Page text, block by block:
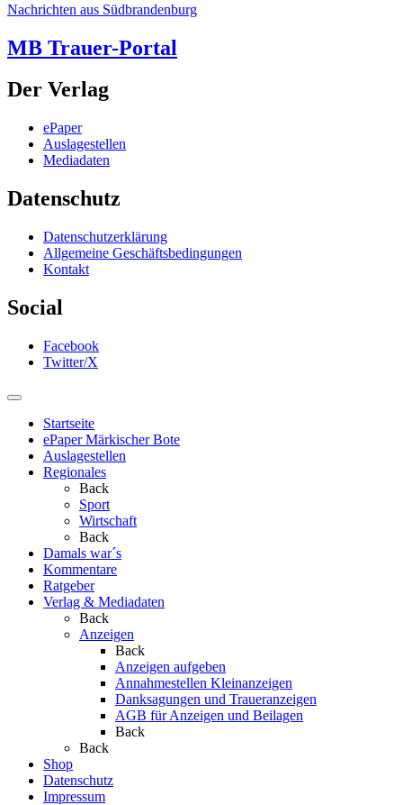
Nachrichten aus Südbrandenburg
MB Trauer-Portal
Der Verlag
ePaper
Auslagestellen
Mediadaten
Datenschutz
Datenschutzerklärung
Allgemeine Geschäftsbedingungen
Kontakt
Social
Facebook
Twitter/X
Startseite
ePaper Märkischer Bote
Auslagestellen
Regionales
Back
Sport
Wirtschaft
Back
Damals war´s
Kommentare
Ratgeber
Verlag & Mediadaten
Back
Anzeigen
Back
Anzeigen aufgeben
Annahmestellen Kleinanzeigen
Danksagungen und Traueranzeigen
AGB für Anzeigen und Beilagen
Back
Back
Shop
Datenschutz
Impressum